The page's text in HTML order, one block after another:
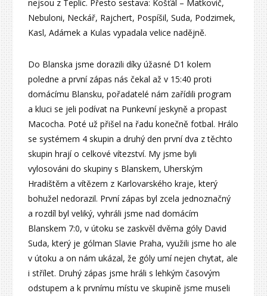
nejsou z Teplic. Přesto sestava: Košťál – Matkovič,
Nebuloni, Neckář, Rajchert, Pospíšil, Suda, Podzimek,
Kasl, Adámek a Kulas vypadala velice nadějně.
Do Blanska jsme dorazili díky úžasné D1 kolem
poledne a první zápas nás čekal až v 15:40 proti
domácímu Blansku, pořadatelé nám zařídili program
a kluci se jeli podívat na Punkevní jeskyně a propast
Macocha. Poté už přišel na řadu konečně fotbal. Hrálo
se systémem 4 skupin a druhý den první dva z těchto
skupin hrají o celkové vítezství. My jsme byli
vylosováni do skupiny s Blanskem, Uherským
Hradištěm a vítězem z Karlovarského kraje, který
bohužel nedorazil. První zápas byl zcela jednoznačný
a rozdíl byl veliký, vyhráli jsme nad domácím
Blanskem 7:0, v útoku se zaskvěl dvěma góly David
Suda, který je gólman Slavie Praha, využili jsme ho ale
v útoku a on nám ukázal, že góly umí nejen chytat, ale
i střílet. Druhý zápas jsme hráli s lehkým časovým
odstupem a k prvnímu místu ve skupině jsme museli